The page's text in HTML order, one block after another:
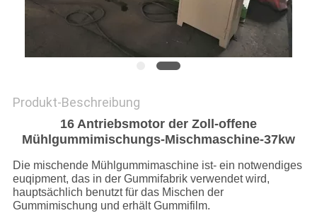
Produkt-Beschreibung
16 Antriebsmotor der Zoll-offene
Mühlgummimischungs-Mischmaschine-37kw
Die mischende Mühlgummimaschine ist- ein notwendiges
euqipment, das in der Gummifabrik verwendet wird,
hauptsächlich benutzt für das Mischen der
Gummimischung und erhält Gummifilm.